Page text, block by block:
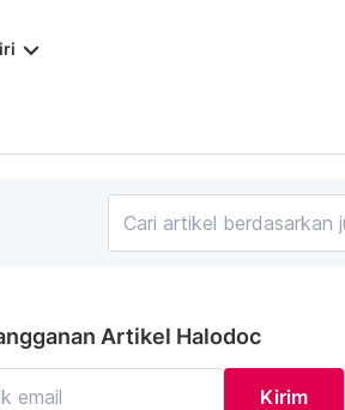
keyboard_arrow_down
Artikel Halodoc
Kirim